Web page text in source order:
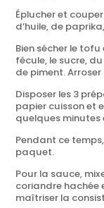
Éplucher et
d’huile, de
Bien sécher le
fécule, le sucre,
de piment.
Disposer les 3
papier cuisson et
quelques minutes
Pendant ce
paquet.
Pour la sauce,
coriandre hachée
maîtriser la